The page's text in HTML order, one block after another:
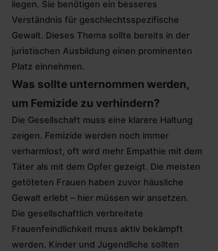
liegen. Sie benötigen ein besseres
Verständnis für geschlechtsspezifische
Gewalt. Dieses Thema sollte bereits in der
juristischen Ausbildung einen prominenten
Platz einnehmen.
Was sollte unternommen werden,
um Femizide zu verhindern?
Die Gesellschaft muss eine klarere Haltung
zeigen. Femizide werden noch immer
verharmlost, oft wird mehr Empathie mit dem
Täter als mit dem Opfer gezeigt. Die meisten
getöteten Frauen haben zuvor häusliche
Gewalt erlebt – hier müssen wir ansetzen.
Die gesellschaftlich verbreitete
Frauenfeindlichkeit muss aktiv bekämpft
werden. Kinder und Jugendliche sollten